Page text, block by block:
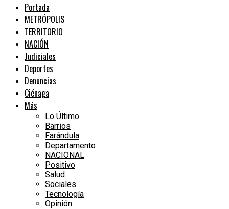
Portada
METRÓPOLIS
TERRITORIO
NACIÓN
Judiciales
Deportes
Denuncias
Ciénaga
Más
Lo Último
Barrios
Farándula
Departamento
NACIONAL
Positivo
Salud
Sociales
Tecnología
Opinión